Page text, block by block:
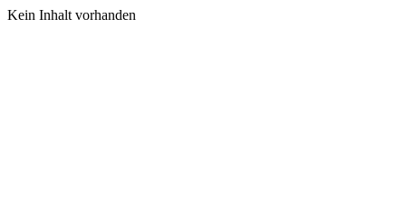
Kein Inhalt vorhanden